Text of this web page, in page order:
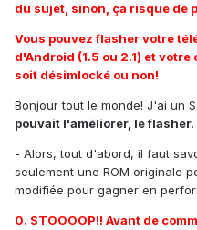
du sujet, sinon, ça risque de
Vous pouvez flasher votre
d'Android (1.5 ou 2.1) et
soit désimlocké ou non!
Bonjour tout le monde! J'ai un
pouvait l'améliorer, le flasher.
- Alors, tout d'abord, il faut
seulement une ROM originale
modifiée pour gagner en
0. STOOOOP!! Avant de